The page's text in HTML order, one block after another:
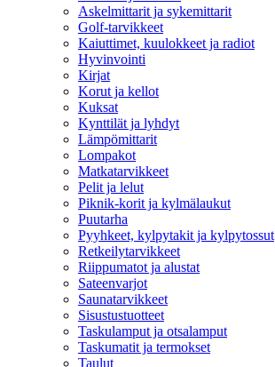
Askelmittarit ja sykemittarit
Golf-tarvikkeet
Kaiuttimet, kuulokkeet ja radiot
Hyvinvointi
Kirjat
Korut ja kellot
Kuksat
Kynttilät ja lyhdyt
Lämpömittarit
Lompakot
Matkatarvikkeet
Pelit ja lelut
Piknik-korit ja kylmälaukut
Puutarha
Pyyhkeet, kylpytakit ja kylpytossut
Retkeilytarvikkeet
Riippumatot ja alustat
Sateenvarjot
Saunatarvikkeet
Sisustustuotteet
Taskulamput ja otsalamput
Taskumatit ja termokset
Taulut